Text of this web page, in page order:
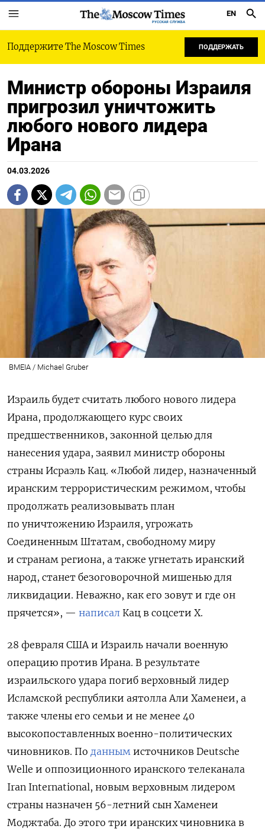
РУССКАЯ СЛУЖБА
EN
Поддержите The Moscow Times ПОДДЕРЖАТЬ
Министр обороны Израиля
пригрозил уничтожить
любого нового лидера
Ирана
04.03.2026
BMEIA / Michael Gruber
Израиль будет считать любого нового лидера
Ирана, продолжающего курс своих
предшественников, законной целью для
нанесения удара, заявил министр обороны
страны Исраэль Кац. «Любой лидер, назначенный
иранским террористическим режимом, чтобы
продолжать реализовывать план
по уничтожению Израиля, угрожать
Соединенным Штатам, свободному миру
и странам региона, а также угнетать иранский
народ, станет безоговорочной мишенью для
ликвидации. Неважно, как его зовут и где он
прячется», — написал Кац в соцсети Х.
28 февраля США и Израиль начали военную
операцию против Ирана. В результате
израильского удара погиб верховный лидер
Исламской республики аятолла Али Хаменеи, а
также члены его семьи и не менее 40
высокопоставленных военно-политических
чиновников. По данным источников Deutsche
Welle и оппозиционного иранского телеканала
Iran International, новым верховным лидером
страны назначен 56-летний сын Хаменеи
Моджтаба. До этого три иранских чиновника в